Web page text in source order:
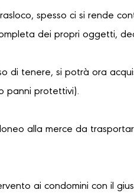
spesso ci si rende
dei propri oggetti,
di tenere, si potrà ora
panni protettivi).
alla merce da
ai condomini con il